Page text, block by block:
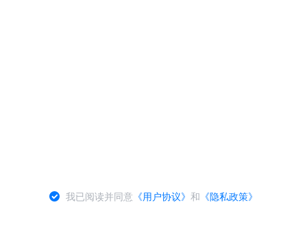
我已阅读并同意 《用户协议》和 《隐私政策》